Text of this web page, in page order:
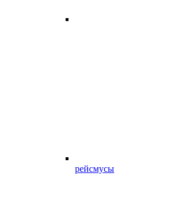
рейсмусы